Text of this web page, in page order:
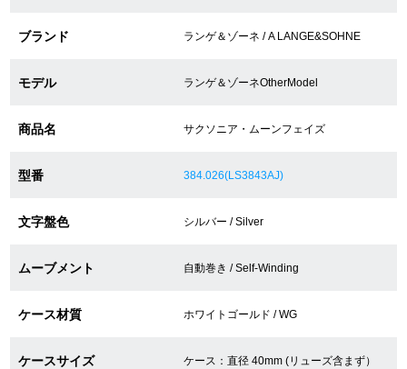
ショップサービス
ラッピングサービス
腕時計サイズ調整サービス
店舗受け取りサービス
店舗取り寄せサービス
ブランド ランゲ＆ゾーネ / A LANGE&SOHNE
モデル ランゲ＆ゾーネOtherModel
商品名 サクソニア・ムーンフェイズ
型番 384.026(LS3843AJ)
文字盤色 シルバー / Silver
ムーブメント 自動巻き / Self-Winding
ケース材質 ホワイトゴールド / WG
ケースサイズ ケース：直径 40mm (リューズ含まず）